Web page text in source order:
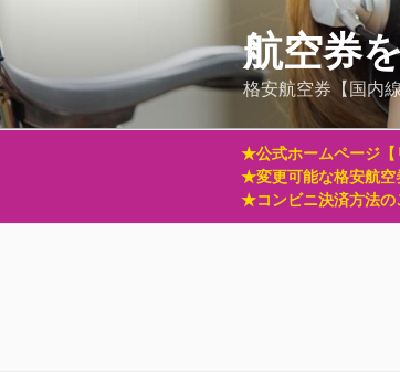
ン
テ
ン
ツ
ッ
航空券
格安航空券【国内
★公式ホームページ【
★変更可能な格安航空
★コンビニ決済方法の